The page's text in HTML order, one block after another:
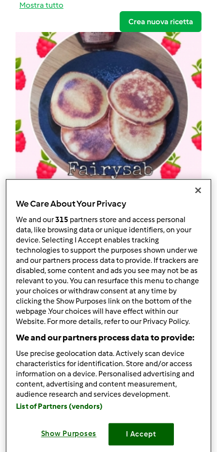
Mostra tutto
Crea nuova ricetta
5.0 (6)
Pancake ai fiocchi di avena
[Gluten Free]
da fairysab
0 37 -- -- 10
We Care About Your Privacy
We and our315 partners store and access personal
data, like browsing data or unique identifiers, on your
device. Selecting I Accept enables tracking
technologies to support the purposes shown under we
and our partners process data to provide. If trackers are
disabled, some content and ads you see may not be as
relevant to you. You can resurface this menu to change
your choices or withdraw consent at any time by
clicking the Show Purposes link on the bottom of the
webpage .Your choices will have effect within our
Website. For more details, refer to our Privacy Policy.
We and our partners process data to provide:
Use precise geolocation data. Actively scan device
characteristics for identification. Store and/or access
information on a device. Personalised advertising and
content, advertising and content measurement,
audience research and services development.
List of Partners (vendors)
Show Purposes I Accept